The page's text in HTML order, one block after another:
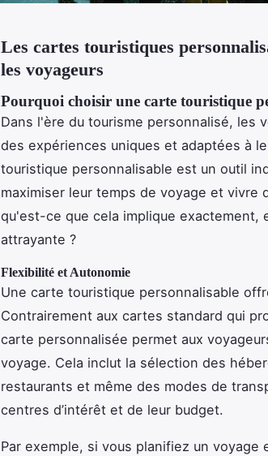
Les cartes touristiques
les voyageurs
Pourquoi choisir une carte touristique
Dans l'ère du tourisme personnalisé, les
des expériences uniques et adaptées à
touristique personnalisable est un outil
maximiser leur temps de voyage et vivre
qu'est-ce que cela implique exactement,
attrayante ?
Flexibilité et Autonomie
Une carte touristique personnalisable
Contrairement aux cartes standard qui
carte personnalisée permet aux
voyage. Cela inclut la sélection des
restaurants et même des modes de
centres d’intérêt et de leur budget.
Par exemple, si vous planifiez un voyage